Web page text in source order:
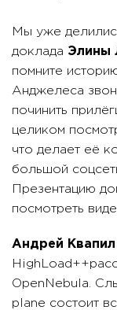
Мы уже
доклада Элины
помните
Анджелеса
починить
целиком
что делает её
большой
Презентацию
посмотреть
Андрей Квапил
OpenNebula.
plane состоит